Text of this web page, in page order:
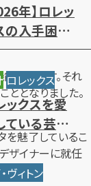
素材です。それ
となりました。
を魅了しているこ
ザイナーに就任
年】ロレッ
の入手困難
キング｜買
いレアモデ
特徴
ロレックス
ックスを愛
ている芸能
有名人をモデ
にご紹介
ヴィトン